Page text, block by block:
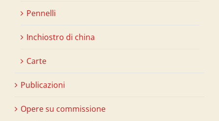
Pennelli
Inchiostro di china
Carte
Publicazioni
Opere su commissione